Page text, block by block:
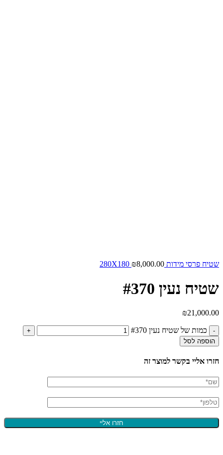
שטיח פרסי מידות 280X180 ₪8,000.00
שטיח נעין #370
₪21,000.00
כמות של שטיח נעין #370
הוספה לסל
חזרו אליי בקשר למוצר זה